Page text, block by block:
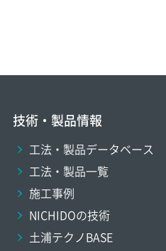
技術・製品情報
工法・製品データベース
工法・製品一覧
施工事例
NICHIDOの技術
土浦テクノBASE